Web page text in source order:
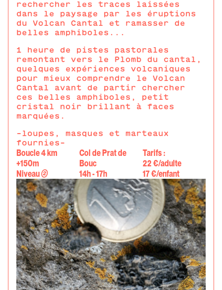
rechercher les traces laissées
dans le paysage par les éruptions
du Volcan Cantal et ramasser de
belles amphiboles...
1 heure de pistes pastorales
remontant vers le Plomb du cantal,
quelques expériences volcaniques
pour mieux comprendre le Volcan
Cantal avant de partir chercher
ces belles amphiboles, petit
cristal noir brillant à faces
marquées.
-loupes, masques et marteaux
fournies-
Boucle 4 km
+150m
Niveau②
Col de Prat de
Bouc
14h - 17h
Tarifs :
22 €/adulte
17 €/enfant